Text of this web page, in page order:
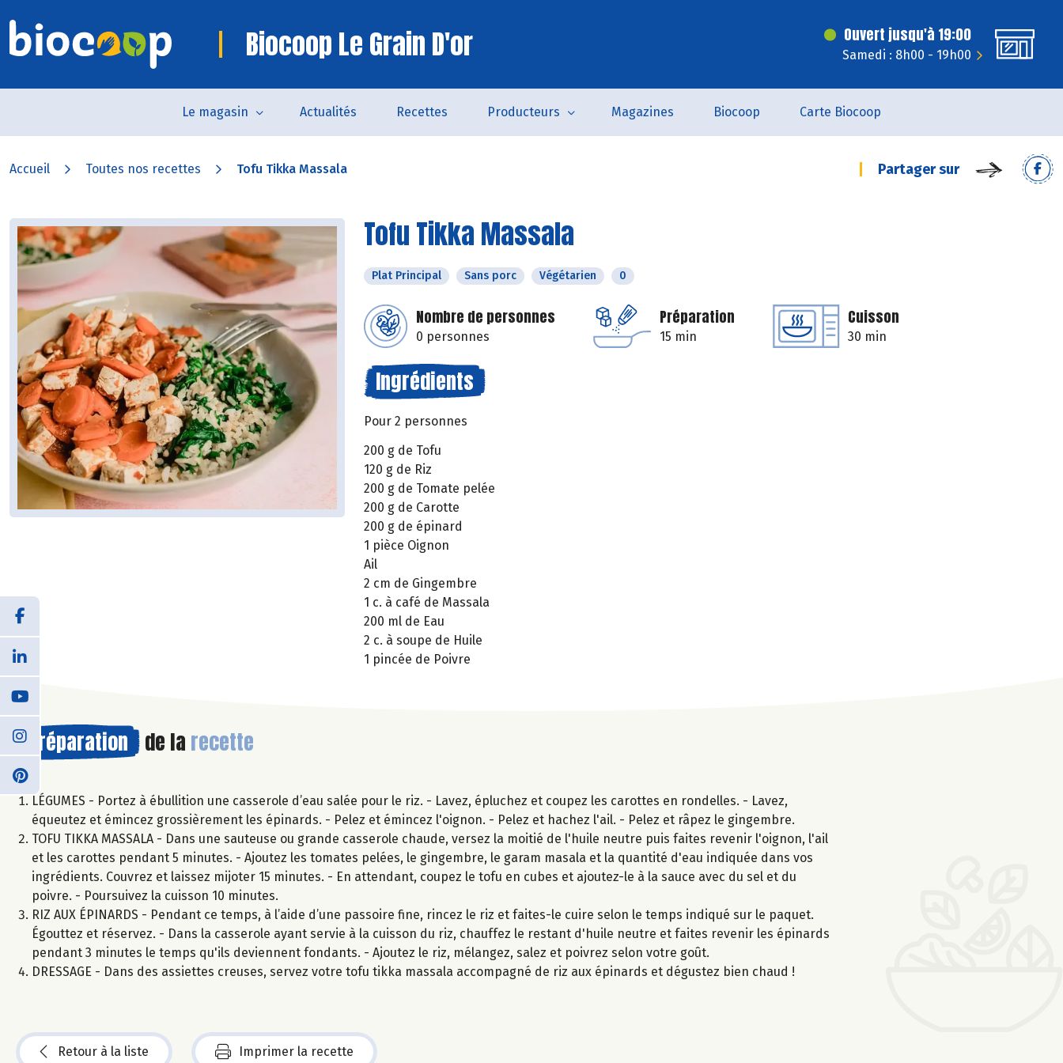
Biocoop Le Grain D'or Ouvert jusqu'à 19:00
Samedi : 8h00 - 19h00
Le magasin Actualités Recettes Producteurs Magazines Biocoop Carte Biocoop
Accueil Toutes nos recettes Tofu Tikka Massala Partager sur
Tofu Tikka Massala
Plat Principal Sans porc Végétarien 0
Nombre de personnes
0 personnes
Préparation
15 min
Cuisson
30 min
Ingrédients
Pour 2 personnes
200 g de Tofu
120 g de Riz
200 g de Tomate pelée
200 g de Carotte
200 g de épinard
1 pièce Oignon
Ail
2 cm de Gingembre
1 c. à café de Massala
200 ml de Eau
2 c. à soupe de Huile
1 pincée de Poivre
Préparation de la recette
LÉGUMES - Portez à ébullition une casserole d’eau salée pour le riz. - Lavez, épluchez et coupez les carottes en rondelles. - Lavez,
équeutez et émincez grossièrement les épinards. - Pelez et émincez l'oignon. - Pelez et hachez l'ail. - Pelez et râpez le gingembre.
TOFU TIKKA MASSALA - Dans une sauteuse ou grande casserole chaude, versez la moitié de l'huile neutre puis faites revenir l'oignon, l'ail
et les carottes pendant 5 minutes. - Ajoutez les tomates pelées, le gingembre, le garam masala et la quantité d'eau indiquée dans vos
ingrédients. Couvrez et laissez mijoter 15 minutes. - En attendant, coupez le tofu en cubes et ajoutez-le à la sauce avec du sel et du
poivre. - Poursuivez la cuisson 10 minutes.
RIZ AUX ÉPINARDS - Pendant ce temps, à l’aide d’une passoire fine, rincez le riz et faites-le cuire selon le temps indiqué sur le paquet.
Égouttez et réservez. - Dans la casserole ayant servie à la cuisson du riz, chauffez le restant d'huile neutre et faites revenir les épinards
pendant 3 minutes le temps qu'ils deviennent fondants. - Ajoutez le riz, mélangez, salez et poivrez selon votre goût.
DRESSAGE - Dans des assiettes creuses, servez votre tofu tikka massala accompagné de riz aux épinards et dégustez bien chaud !
Retour à la liste Imprimer la recette